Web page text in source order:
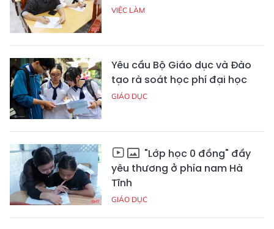
VIỆC LÀM
Yêu cầu Bộ Giáo dục và Đào
tạo rà soát học phí đại học
GIÁO DỤC
"Lớp học 0 đồng" đầy
yêu thương ở phía nam Hà
Tĩnh
GIÁO DỤC